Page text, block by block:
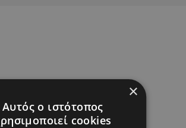
×
Αυτός ο ιστότοπος
cookies